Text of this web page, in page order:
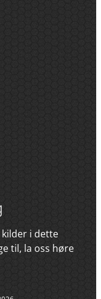
i dette
til, la oss høre